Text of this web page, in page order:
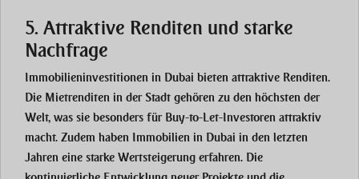
5. Attraktive Renditen und starke
Nachfrage
Immobilieninvestitionen in Dubai bieten attraktive Renditen.
Die Mietrenditen in der Stadt gehören zu den höchsten der
Welt, was sie besonders für Buy-to-Let-Investoren attraktiv
macht. Zudem haben Immobilien in Dubai in den letzten
Jahren eine starke Wertsteigerung erfahren. Die